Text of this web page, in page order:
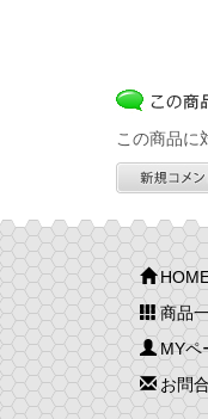
この商品に
商品
MYペ
お問